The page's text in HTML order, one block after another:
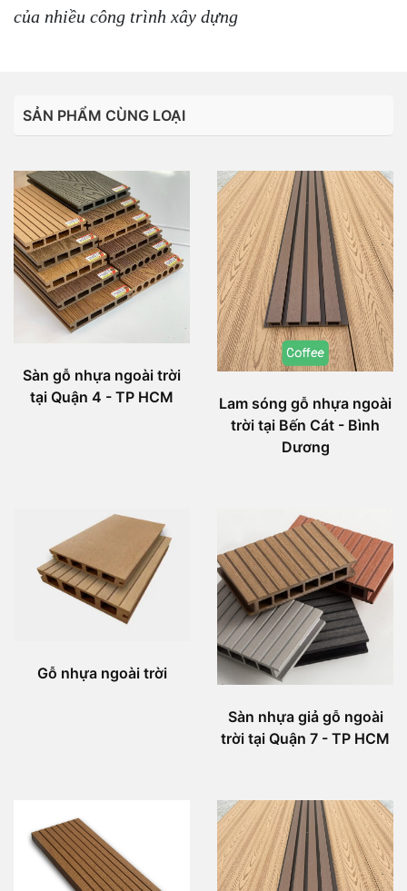
của nhiều công trình xây dựng
SẢN PHẨM CÙNG LOẠI
Sàn gỗ nhựa ngoài trời
tại Quận 4 - TP HCM
Lam sóng gỗ nhựa ngoài
trời tại Bến Cát - Bình
Dương
Gỗ nhựa ngoài trời
Sàn nhựa giả gỗ ngoài
trời tại Quận 7 - TP HCM